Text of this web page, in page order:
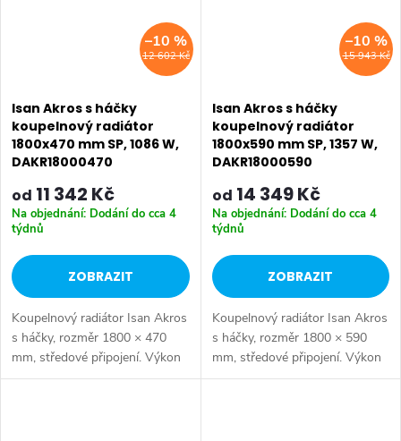
12 602 Kč
–10 %
Isan Akros s háčky
koupelnový radiátor
1800x470 mm SP, 1086 W,
DAKR18000470
od 11 342 Kč
Na objednání: Dodání do cca 4
týdnů
ZOBRAZIT
Koupelnový radiátor Isan Akros
s háčky, rozměr 1800 × 470
mm, středové připojení. Výkon
1086 W, ocelová konstrukce.
15 943 Kč
–10 %
Isan Akros s háčky
koupelnový radiátor
1800x590 mm SP, 1357 W,
DAKR18000590
od 14 349 Kč
Na objednání: Dodání do cca 4
týdnů
ZOBRAZIT
Koupelnový radiátor Isan Akros
s háčky, rozměr 1800 × 590
mm, středové připojení. Výkon
1357 W, ocelová konstrukce.